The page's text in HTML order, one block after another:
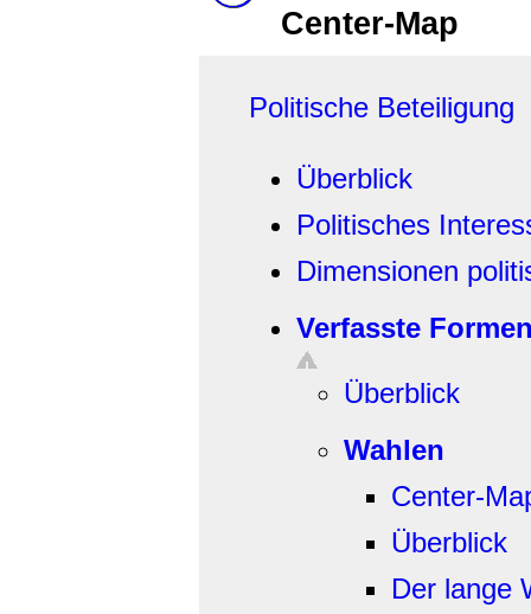
Center-Map
Politische Beteiligung
Überblick
Politisches
Dimensionen
Verfasste
Überblick
Wahlen
Center-
Überblick
Der lange